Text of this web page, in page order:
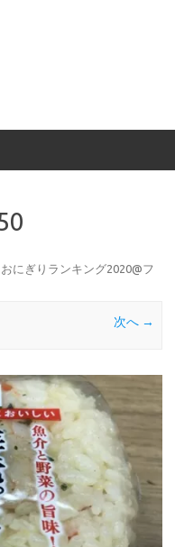
にぎりランキング2020@フ
次へ →